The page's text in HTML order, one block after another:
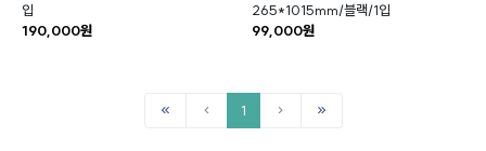
입
190,000원
265*1015mm/블랙/1입
99,000원
1